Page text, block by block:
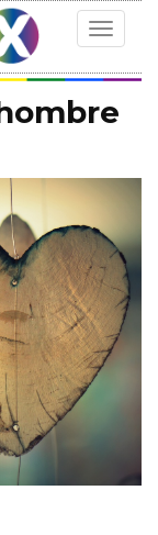
Toggle